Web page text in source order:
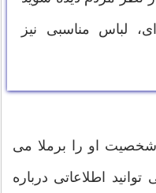
لباس مناسبی نیز
او را برملا می
اطلاعاتی درباره